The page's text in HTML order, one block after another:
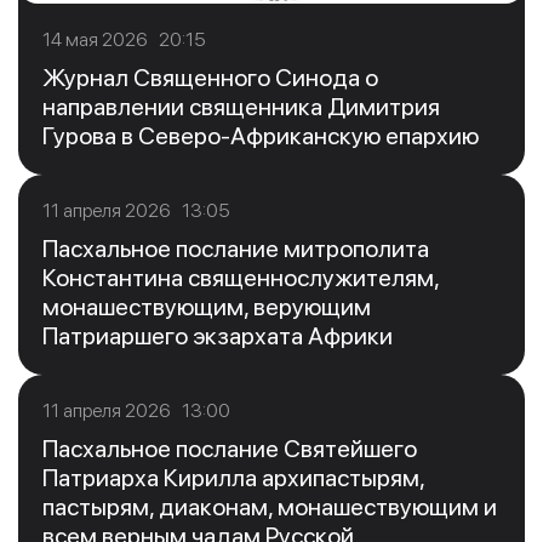
14 мая 2026 20:15
Журнал Священного Синода о
направлении священника Димитрия
Гурова в Северо-Африканскую епархию
11 апреля 2026 13:05
Пасхальное послание митрополита
Константина священнослужителям,
монашествующим, верующим
Патриаршего экзархата Африки
11 апреля 2026 13:00
Пасхальное послание Святейшего
Патриарха Кирилла архипастырям,
пастырям, диаконам, монашествующим и